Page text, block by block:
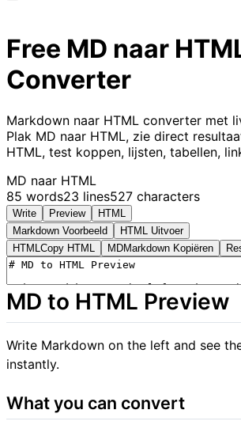
Free MD naar
Converter
Markdown naar HTML converter met
Plak MD naar HTML, zie direct
HTML, test koppen, lijsten, tabellen,
MD naar HTML
85 words23 lines527 characters
Write Preview
HTML
Markdown Voorbeeld
HTML Uitvoer
HTML Copy HTML MDMarkdown Kopiëren
MD to HTML Preview
Write Markdown on the left and see
instantly.
What you can convert